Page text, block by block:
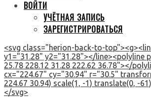
ВОЙТИ
УЧЁТНАЯ ЗАПИСЬ
ЗАРЕГИСТРИРОВАТЬСЯ
<svg class="herion-back-to-
y1="31.28" y2="31.28"></line><polyline
25.78 228.12 31.28 222.62 36.78"></
cx="224.67" cy="30.94" r="30.5"
224.67 30.94) scale(1, -1) translate(0, -
</svg>